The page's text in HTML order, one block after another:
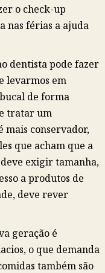
o check-up
nas férias a ajuda
dentista pode fazer
levarmos em
de forma
tratar um
mais conservador,
que acham que a
exigir tamanha,
a produtos de
deve rever
geração é
o que demanda
também são